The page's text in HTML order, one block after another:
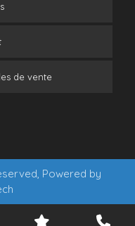
de vente
Powered by